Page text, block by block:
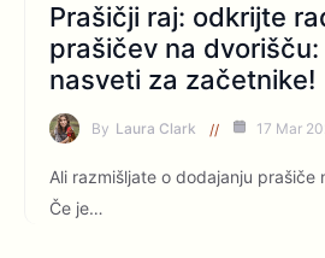
Prašičji raj: odkrijte
prašičev na
nasveti za začetnike!
By Laura Clark 17 Mar
Ali razmišljate o dodajanju prašiče
Če je…